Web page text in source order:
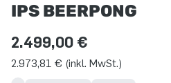
IPS BEERPONG
2.499,00 €
2.973,81 € (inkl. MwSt.)